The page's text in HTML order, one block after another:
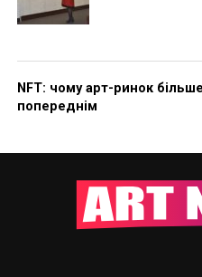
NFT: чому арт-ринок
попереднім